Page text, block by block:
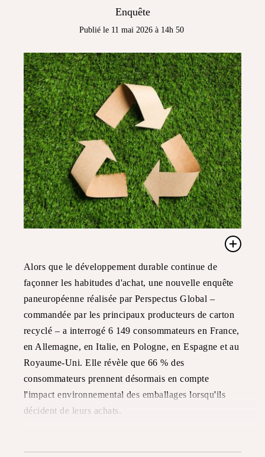
Enquête
Publié le 11 mai 2026 à 14h 50
Alors que le développement durable continue de
façonner les habitudes d'achat, une nouvelle enquête
paneuropéenne réalisée par Perspectus Global –
commandée par les principaux producteurs de carton
recyclé – a interrogé 6 149 consommateurs en France,
en Allemagne, en Italie, en Pologne, en Espagne et au
Royaume-Uni. Elle révèle que 66 % des
consommateurs prennent désormais en compte
l'impact environnemental des emballages lorsqu'ils
décident de leurs achats.